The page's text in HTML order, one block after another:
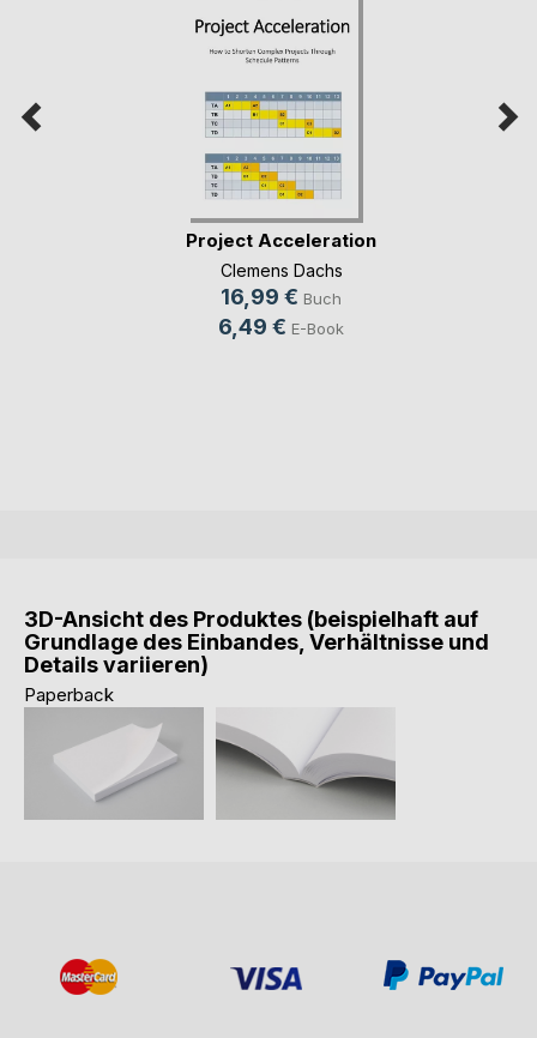
Project Acceleration
Clemens Dachs
16,99 € Buch
6,49 € E-Book
3D-Ansicht des Produktes (beispielhaft auf
Grundlage des Einbandes, Verhältnisse und
Details variieren)
Paperback